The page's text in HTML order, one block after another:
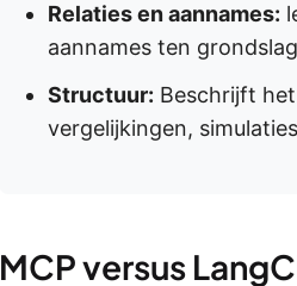
Relaties en aannames:
aannames ten
Structuur: Beschrijft
vergelijkingen,
MCP versus